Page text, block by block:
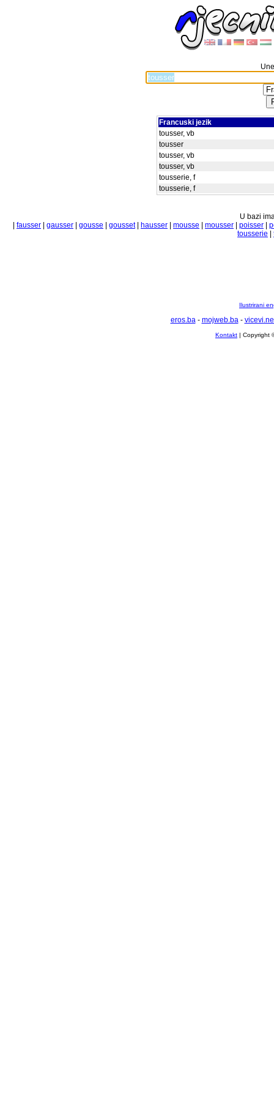
Francuski jezik
tousser, vb
tousser
tousser, vb
tousser, vb
tousserie, f
tousserie, f
U bazi
fausser gausser gousse gousset| hausser mousse mousser poisser
tousserie
Ilustrirani
eros.ba- mojweb.ba-
Kontakt | Copyright